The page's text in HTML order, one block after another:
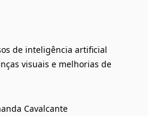
de inteligência artificial
visuais e melhorias de
Cavalcante